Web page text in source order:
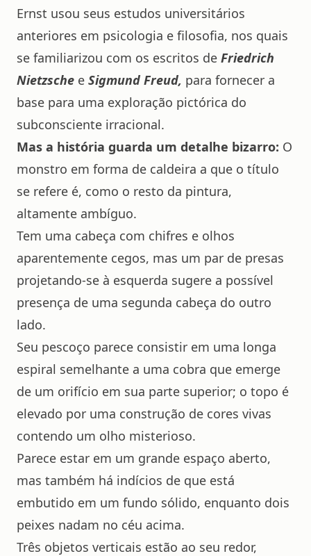
Ernst usou seus estudos universitários
anteriores em psicologia e filosofia, nos quais
se familiarizou com os escritos de Friedrich
Nietzsche e Sigmund Freud, para fornecer a
base para uma exploração pictórica do
subconsciente irracional.
Mas a história guarda um detalhe bizarro: O
monstro em forma de caldeira a que o título
se refere é, como o resto da pintura,
altamente ambíguo.
Tem uma cabeça com chifres e olhos
aparentemente cegos, mas um par de presas
projetando-se à esquerda sugere a possível
presença de uma segunda cabeça do outro
lado.
Seu pescoço parece consistir em uma longa
espiral semelhante a uma cobra que emerge
de um orifício em sua parte superior; o topo é
elevado por uma construção de cores vivas
contendo um olho misterioso.
Parece estar em um grande espaço aberto,
mas também há indícios de que está
embutido em um fundo sólido, enquanto dois
peixes nadam no céu acima.
Três objetos verticais estão ao seu redor,